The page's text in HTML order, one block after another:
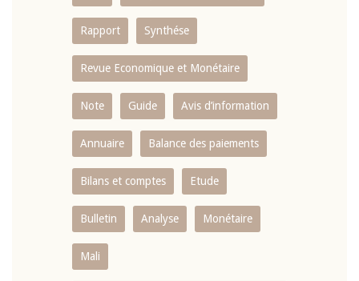
Rapport Synthése
Revue Economique et Monétaire
Note Guide Avis d’information
Annuaire Balance des paiements
Bilans et comptes Etude
Bulletin Analyse Monétaire
Mali